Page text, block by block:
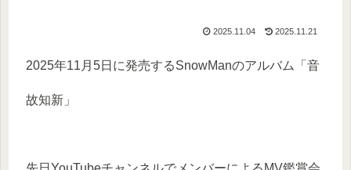
2025.11.04 2025.11.21
2025年11月5日に発売するSnowManのアルバム「音
故知新」